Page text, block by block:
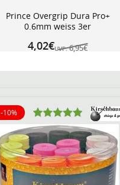
Prince Overgrip Dura Pro+
0.6mm weiss 3er
UVP: 6,95€
4,02€
-10%
10% reduziert